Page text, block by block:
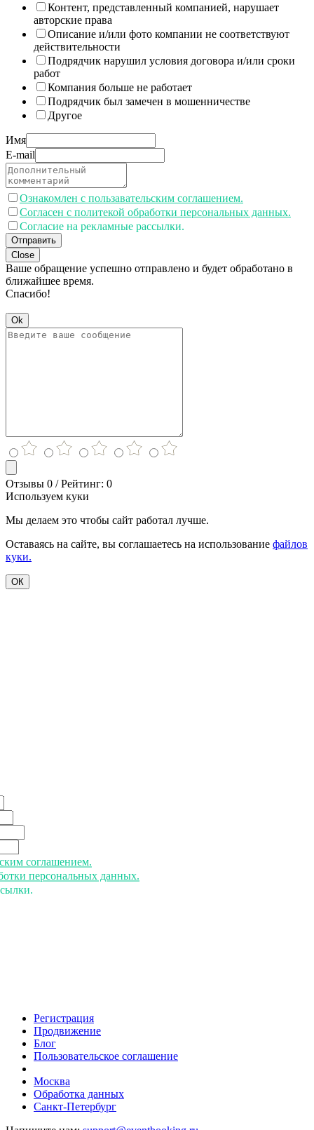
Контент, представленный компанией, нарушает
авторские права
Описание и/или фото компании не соответствуют
действительности
Подрядчик нарушил условия договора и/или сроки
работ
Компания больше не работает
Подрядчик был замечен в мошенничестве
Другое
Имя
E-mail
Ознакомлен с пользавательским соглашением.
Согласен с политекой обработки персональных данных.
Согласие на рекламные рассылки.
Отправить
Close
Ваше обращение успешно отправлено и будет обработано в
ближайшее время.
Спасибо!
Ok
Отзывы 0 / Рейтинг: 0
Используем куки
Мы делаем это чтобы сайт работал лучше.
Оставаясь на сайте, вы соглашаетесь на использование файлов
куки.
ОК
соглашением.
персональных данных.
Регистрация
Продвижение
Блог
Пользовательское соглашение
Москва
Обработка данных
Санкт-Петербург